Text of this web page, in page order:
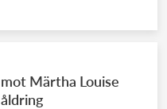
Märtha Louise